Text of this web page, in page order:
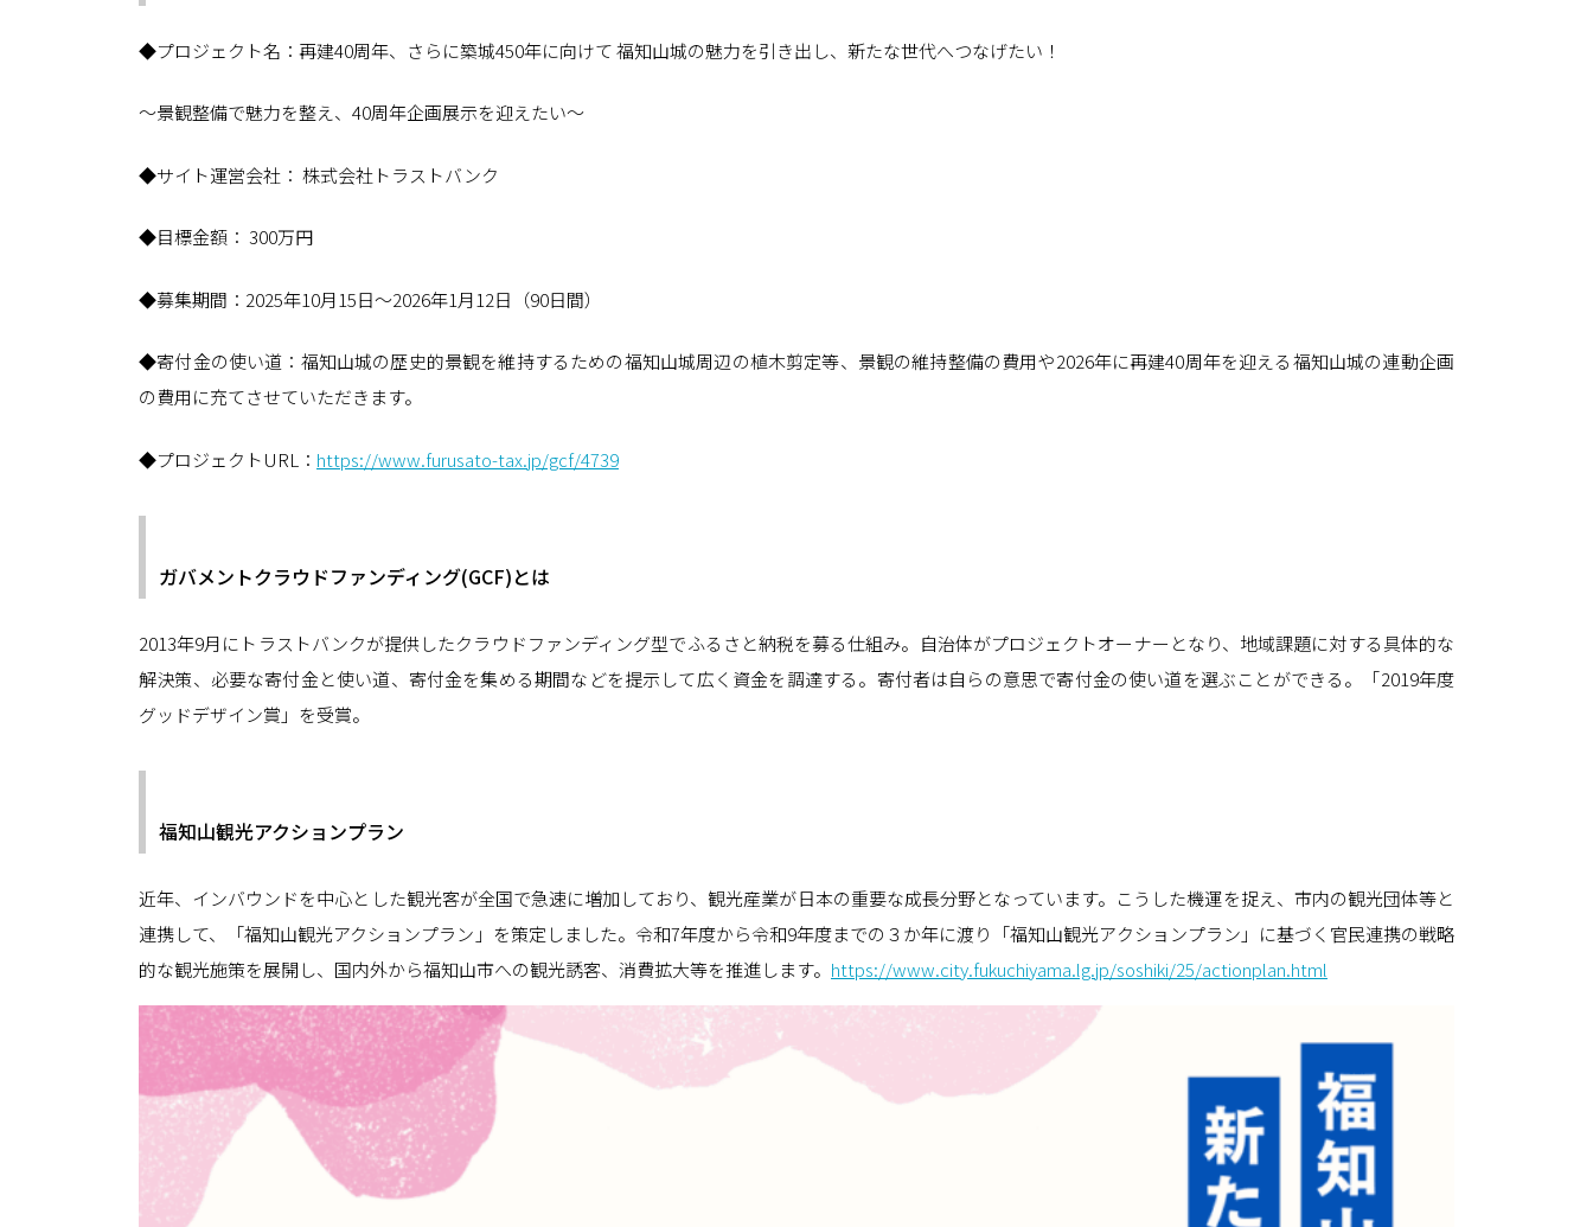
◆プロジェクト名：再建40周年、さらに築城450年に向けて 福知山城の魅力を引き出し、新たな世代へつなげたい！
～景観整備で魅力を整え、40周年企画展示を迎えたい～
◆サイト運営会社： 株式会社トラストバンク
◆目標金額： 300万円
◆募集期間：2025年10月15日～2026年1月12日（90日間）
◆寄付金の使い道：福知山城の歴史的景観を維持するための福知山城周辺の植木剪定等、景観の維持整備の費用や2026年に再建40周年を迎える福知山城の連動企画
の費用に充てさせていただきます。
◆プロジェクトURL： https://www.furusato-tax.jp/gcf/4739
ガバメントクラウドファンディング(GCF)とは
2013年9月にトラストバンクが提供したクラウドファンディング型でふるさと納税を募る仕組み。自治体がプロジェクトオーナーとなり、地域課題に対する具体的な
解決策、必要な寄付金と使い道、寄付金を集める期間などを提示して広く資金を調達する。寄付者は自らの意思で寄付金の使い道を選ぶことができる。「2019年度
グッドデザイン賞」を受賞。
福知山観光アクションプラン
近年、インバウンドを中心とした観光客が全国で急速に増加しており、観光産業が日本の重要な成長分野となっています。こうした機運を捉え、市内の観光団体等と
連携して、「福知山観光アクションプラン」を策定しました。令和7年度から令和9年度までの３か年に渡り「福知山観光アクションプラン」に基づく官民連携の戦略
的な観光施策を展開し、国内外から福知山市への観光誘客、消費拡大等を推進します。 https://www.city.fukuchiyama.lg.jp/soshiki/25/actionplan.html